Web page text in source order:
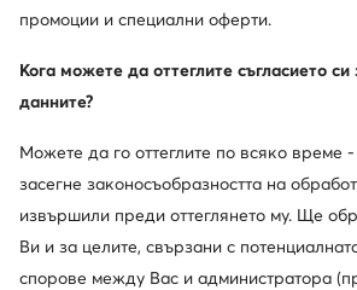
промоции и специални оферти.
Кога можете да оттеглите съгласието
данните?
Можете да го оттеглите по всяко време
засегне законосъобразността на
извършили преди оттеглянето му. Ще
Ви и за целите, свързани с
спорове между Вас и администратора